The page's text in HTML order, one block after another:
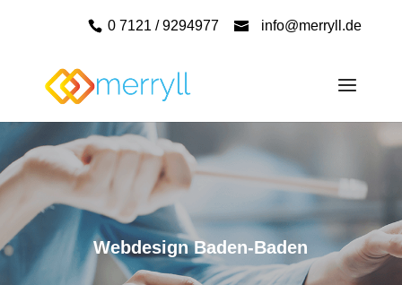
0 7121 / 9294977 info@merryll.de
Webdesign Baden-Baden